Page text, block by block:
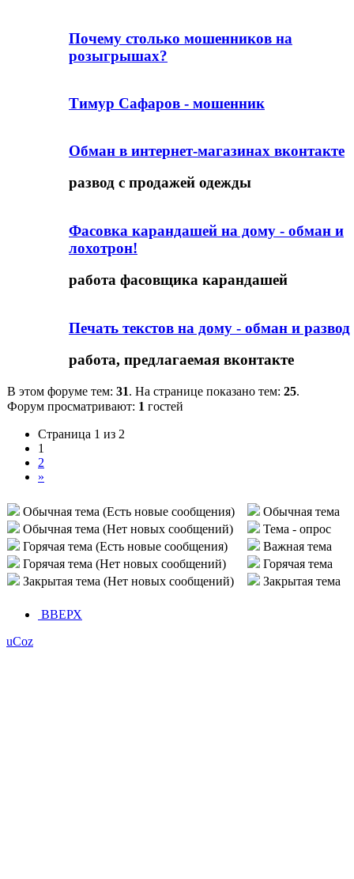
Почему столько мошенников на
розыгрышах?
Тимур Сафаров - мошенник
Обман в интернет-магазинах вконтакте
развод с продажей одежды
Фасовка карандашей на дому - обман и
лохотрон!
работа фасовщика карандашей
Печать текстов на дому - обман и развод
работа, предлагаемая вконтакте
В этом форуме тем: 31. На странице показано тем: 25.
Форум просматривают: 1 гостей
Страница 1 из 2
1
2
»
Обычная тема (Есть новые сообщения)
Обычная тема
Обычная тема (Нет новых сообщений)
Тема - опрос
Горячая тема (Есть новые сообщения)
Важная тема
Горячая тема (Нет новых сообщений)
Горячая тема
Закрытая тема (Нет новых сообщений)
Закрытая тема
ВВЕРХ
uCoz